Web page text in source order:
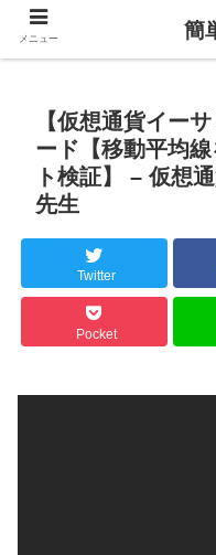
【仮想通貨イー
ード【移動平均
ト検証】 – 仮想
先生
Twitter
Pocket
メニュー 簡